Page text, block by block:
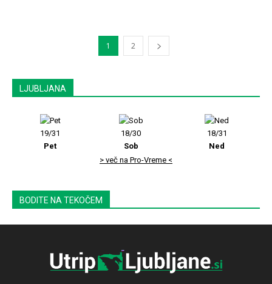
1 2
LJUBLJANA
19/31
Pet
18/30
Sob
18/31
Ned
> več na Pro-Vreme <
BODITE NA TEKOČEM